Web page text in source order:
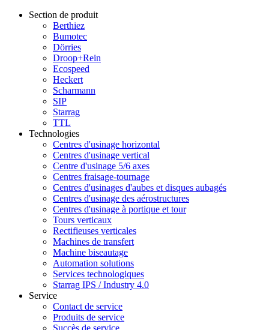
Section de produit
Berthiez
Bumotec
Dörries
Droop+Rein
Ecospeed
Heckert
Scharmann
SIP
Starrag
TTL
Technologies
Centres d'usinage horizontal
Centres d'usinage vertical
Centre d'usinage 5/6 axes
Centres fraisage-tournage
Centres d'usinages d'aubes et disques aubagés
Centres d'usinage des aérostructures
Centres d'usinage à portique et tour
Tours verticaux
Rectifieuses verticales
Machines de transfert
Machine biseautage
Automation solutions
Services technologiques
Starrag IPS / Industry 4.0
Service
Contact de service
Produits de service
Succès de service